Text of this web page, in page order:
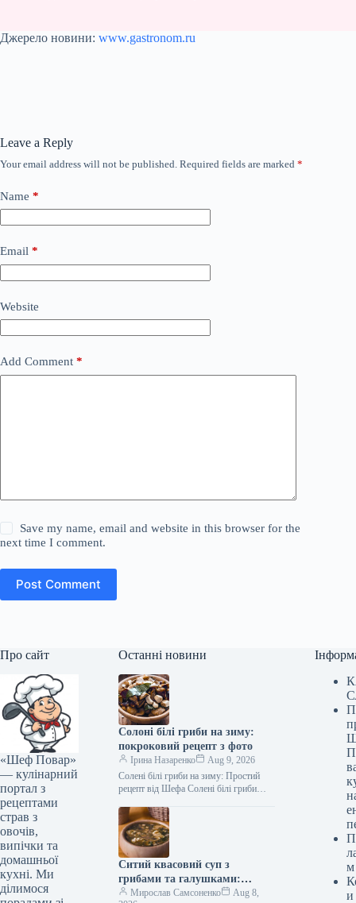
Джерело новини: www.gastronom.ru
Leave a Reply
Your email address will not be published. Required fields are marked *
Name *
Email *
Website
Add Comment *
Save my name, email and website in this browser for the
next time I comment.
Post Comment
Про сайт
«Шеф Повар»
— кулінарний
портал з
рецептами
страв з
овочів,
випічки та
домашньої
кухні. Ми
ділимося
Останні новини
Солоні білі гриби на зиму:
покроковий рецепт з фото
Ірина Назаренко
Aug 9, 2026
Солені білі гриби на зиму: Простий
рецепт від Шефа Солені білі гриби
на зиму —…
Ситий квасовий суп з
грибами та галушками:
покроковий рецепт з фото
Мирослав Самсоненко
Aug 8,
м
и